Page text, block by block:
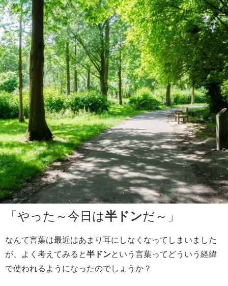
「やった～今日は半ドンだ～」
なんて言葉は最近はあまり耳にしなくなってしまいました
が、よく考えてみると半ドンという言葉ってどういう経緯
で使われるようになったのでしょうか？